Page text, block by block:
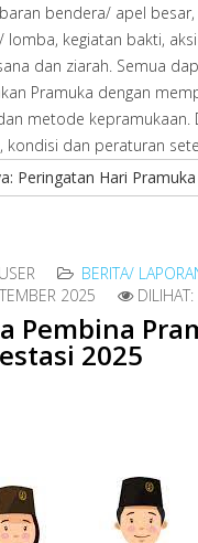
bendera/ apel
lomba, kegiatan bakti,
dan ziarah. Semua
Pramuka dengan
metode kepramukaan.
kondisi dan peraturan
Peringatan Hari
BERITA/
2025
Pembina
2025